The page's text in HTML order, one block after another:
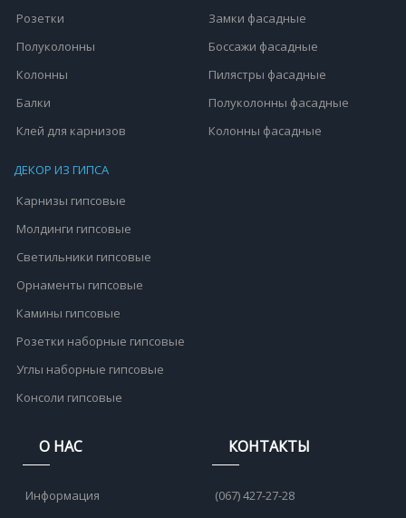
Розетки
Полуколонны
Колонны
Балки
Клей для карнизов
Замки фасадные
Боссажи фасадные
Пилястры фасадные
Полуколонны фасадные
Колонны фасадные
ДЕКОР ИЗ ГИПСА
Карнизы гипсовые
Молдинги гипсовые
Светильники гипсовые
Орнаменты гипсовые
Камины гипсовые
Розетки наборные гипсовые
Углы наборные гипсовые
Консоли гипсовые
О НАС
Информация
КОНТАКТЫ
(067) 427-27-28